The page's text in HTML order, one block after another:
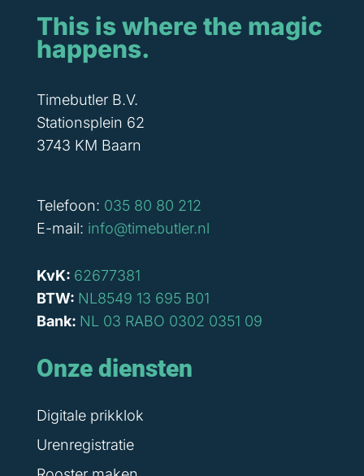
This is where the magic
happens.
Timebutler B.V.
Stationsplein 62
3743 KM Baarn
Telefoon: 035 80 80 212
E-mail: info@timebutler.nl
KvK: 62677381
BTW: NL8549 13 695 B01
Bank: NL 03 RABO 0302 0351 09
Onze diensten
Digitale prikklok
Urenregistratie